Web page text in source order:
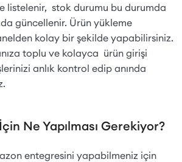
listelenir, stok durumu bu durumda
güncellenir. Ürün yükleme
kolay bir şekilde yapabilirsiniz.
toplu ve kolayca ürün girişi
anlık kontrol edip anında
Ne Yapılması Gerekiyor?
entegresini yapabilmeniz için